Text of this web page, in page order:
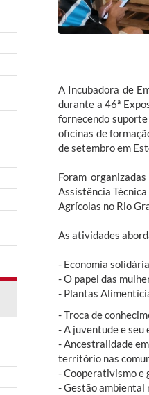
A Incubadora de
durante a 46ª
fornecendo
oficinas de
de setembro em
Foram
Assistência
Agrícolas no Rio
As atividades
- Economia
- O papel das
- Plantas
- Troca de
- A juventude e
- Ancestralidade
território nas
- Cooperativismo e
- Gestão ambiental